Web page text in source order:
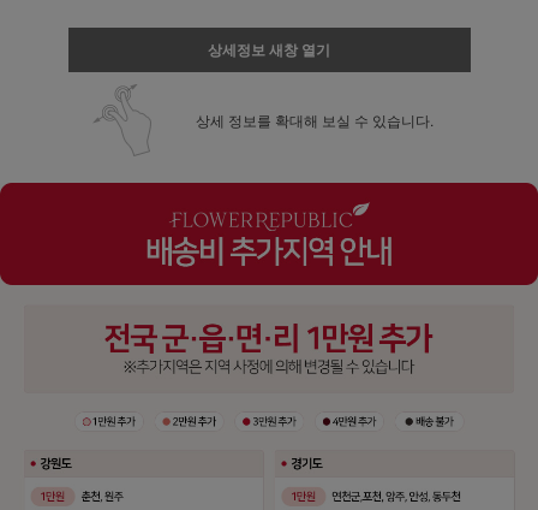
상세정보 새창 열기
상세 정보를 확대해 보실 수 있습니다.